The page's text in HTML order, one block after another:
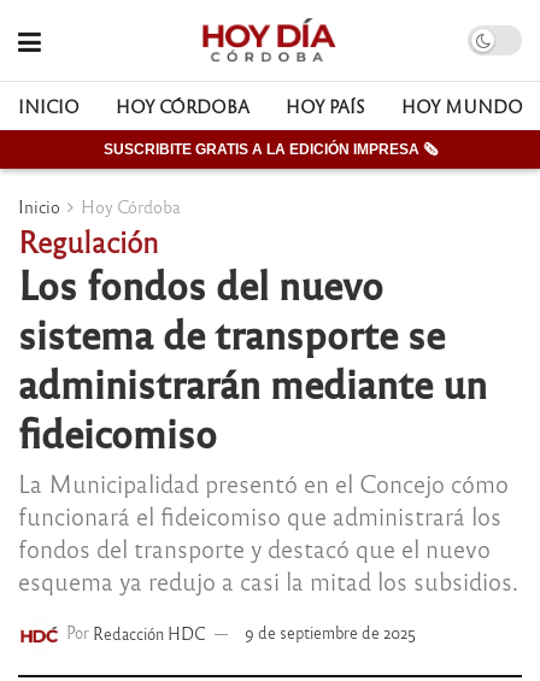
INICIO HOY CÓRDOBA HOY PAÍS HOY MUNDO
SUSCRIBITE GRATIS A LA EDICIÓN IMPRESA 🗞
Inicio Hoy Córdoba
Regulación
Los fondos del nuevo
sistema de transporte se
administrarán mediante un
fideicomiso
La Municipalidad presentó en el Concejo cómo
funcionará el fideicomiso que administrará los
fondos del transporte y destacó que el nuevo
esquema ya redujo a casi la mitad los subsidios.
Por Redacción HDC 9 de septiembre de 2025